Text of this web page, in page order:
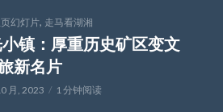
幻灯片, 走马看湖湘
镇：厚重历史矿区变文
新名片
月, 2023 1 分钟阅读